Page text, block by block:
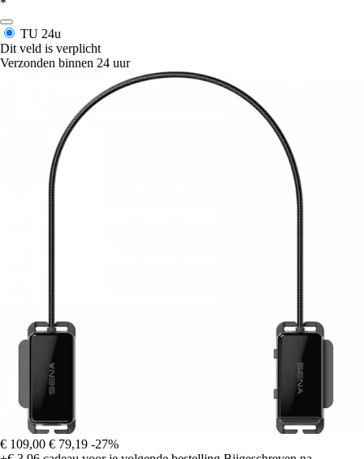
*
TU 24u
Dit veld is verplicht
Verzonden binnen 24 uur
€ 109,00 € 79,19 -27%